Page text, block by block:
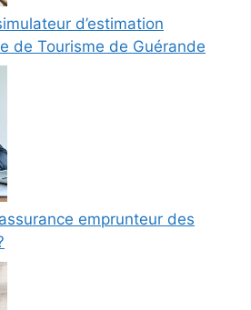
d’estimation
de Tourisme de Guérande
emprunteur des